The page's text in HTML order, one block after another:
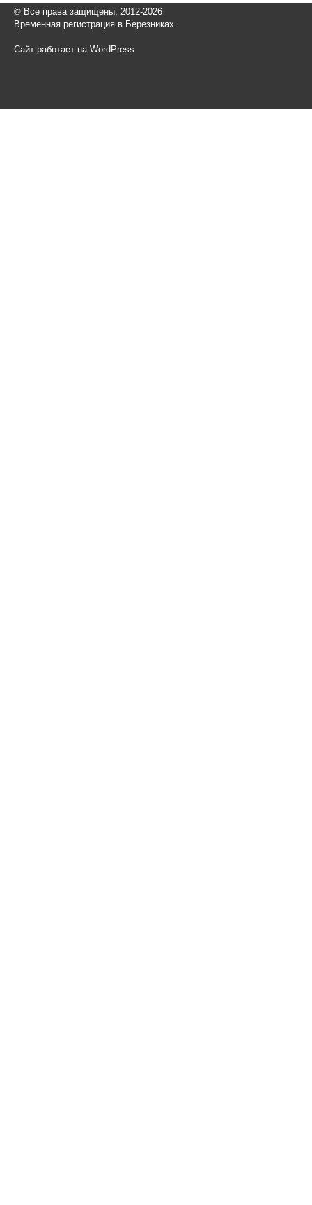
© Все права защищены, 2012-2026
Временная регистрация в Березниках.
Сайт работает на WordPress